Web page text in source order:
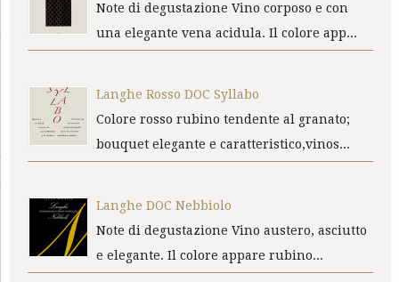
Note di degustazione Vino corposo e con
una elegante vena acidula. Il colore app...
Langhe Rosso DOC Syllabo
Colore rosso rubino tendente al granato;
bouquet elegante e caratteristico,vinos...
Langhe DOC Nebbiolo
Note di degustazione Vino austero, asciutto
e elegante. Il colore appare rubino...